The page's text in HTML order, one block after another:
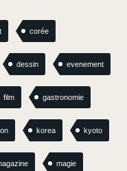
corée
dessin evenement
film gastronomie
korea kyoto
magie